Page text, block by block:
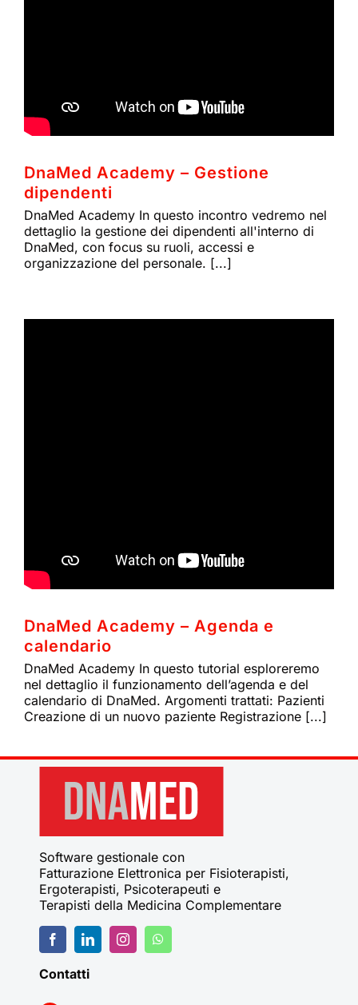
DnaMed Academy – Gestione
dipendenti
DnaMed Academy In questo incontro vedremo nel
dettaglio la gestione dei dipendenti all'interno di
DnaMed, con focus su ruoli, accessi e
organizzazione del personale. [...]
DnaMed Academy – Agenda e
calendario
DnaMed Academy In questo tutorial esploreremo
nel dettaglio il funzionamento dell’agenda e del
calendario di DnaMed. Argomenti trattati: Pazienti
Creazione di un nuovo paziente Registrazione [...]
Software gestionale con
Fatturazione Elettronica per Fisioterapisti,
Ergoterapisti, Psicoterapeuti e
Terapisti della Medicina Complementare
Contatti